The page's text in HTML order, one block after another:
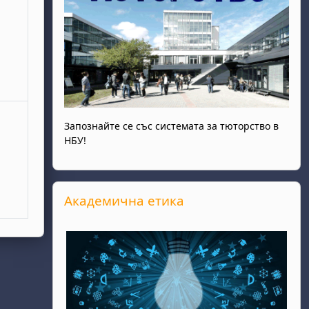
Запознайте се със системата за тюторство в
НБУ!
Прескочи Академична етика
Академична етика